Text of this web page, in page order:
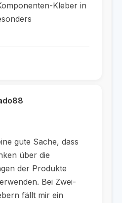
Kleber in
gute Sache, dass
über die
der Produkte
Bei Zwei-
fällt mir ein